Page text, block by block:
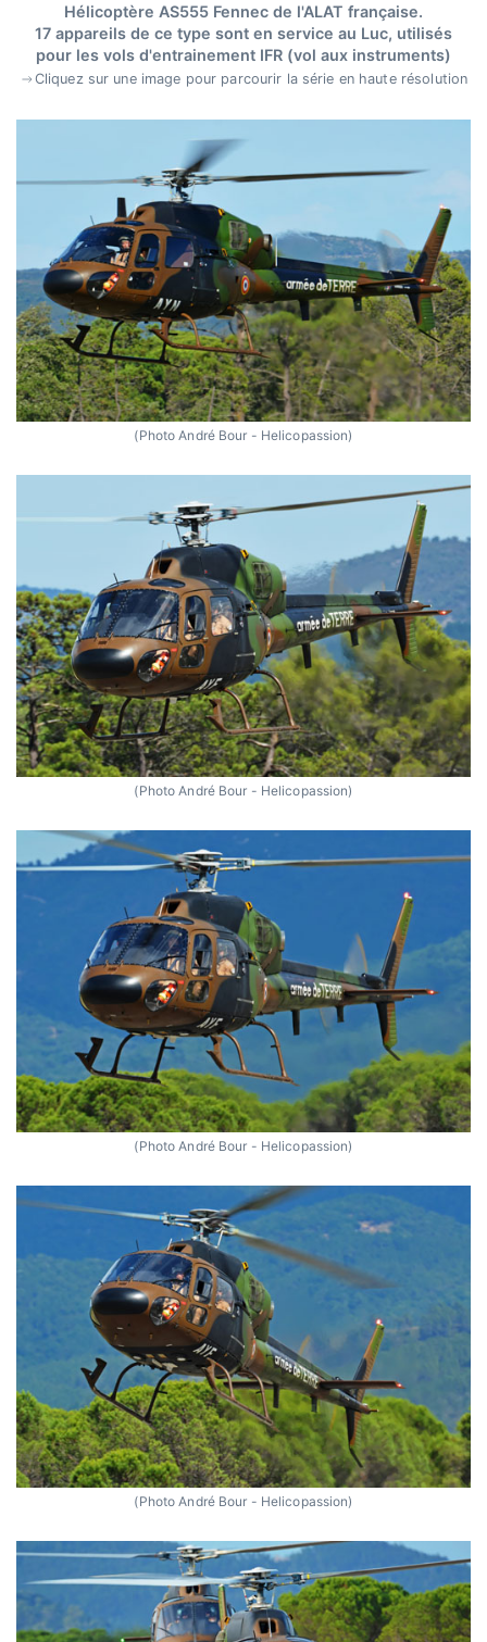
Hélicoptère AS555 Fennec de l'ALAT française.
17 appareils de ce type sont en service au Luc, utilisés
pour les vols d'entrainement IFR (vol aux instruments)
Cliquez sur une image pour parcourir la série en haute résolution
(Photo André Bour - Helicopassion)
(Photo André Bour - Helicopassion)
(Photo André Bour - Helicopassion)
(Photo André Bour - Helicopassion)